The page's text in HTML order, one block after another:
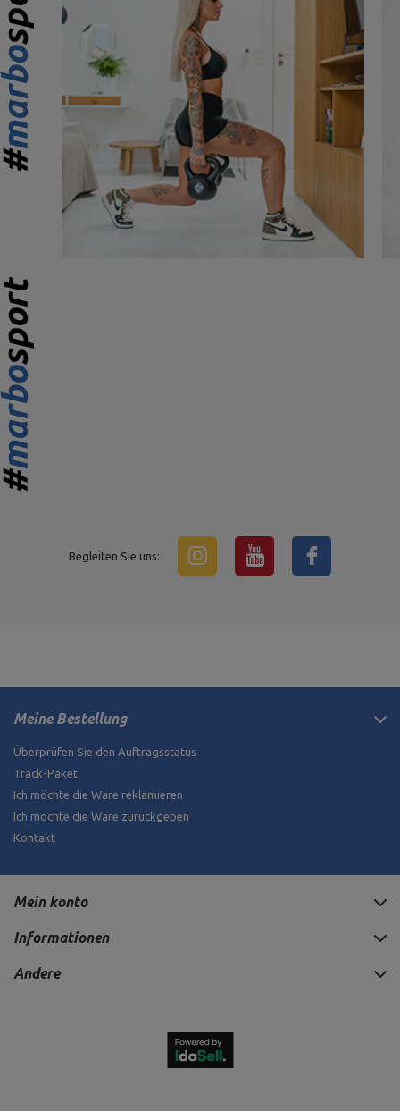
Begleiten Sie uns:
Meine Bestellung
Überprüfen Sie den Auftragsstatus
Track-Paket
Ich möchte die Ware reklamieren
Ich möchte die Ware zurückgeben
Kontakt
Mein konto
Informationen
Andere